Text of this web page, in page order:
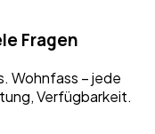
Fragen
Wohnfass – jede
Verfügbarkeit.